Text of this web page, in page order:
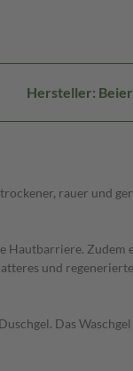
Hersteller:
rauer und
Zudem
und
Das